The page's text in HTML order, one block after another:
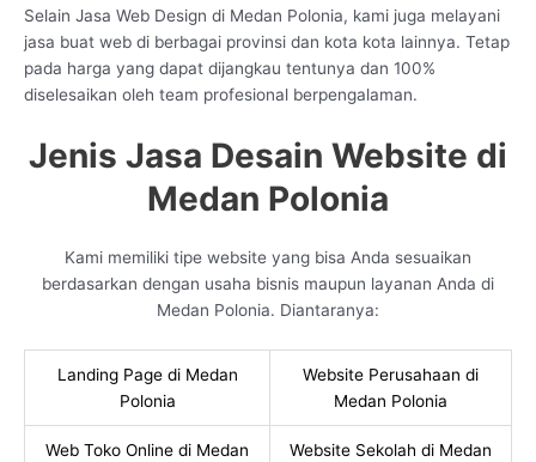
Selain Jasa Web Design di Medan Polonia, kami juga melayani
jasa buat web di berbagai provinsi dan kota kota lainnya. Tetap
pada harga yang dapat dijangkau tentunya dan 100%
diselesaikan oleh team profesional berpengalaman.
Jenis Jasa Desain Website di
Medan Polonia
Kami memiliki tipe website yang bisa Anda sesuaikan
berdasarkan dengan usaha bisnis maupun layanan Anda di
Medan Polonia. Diantaranya:
Landing Page di Medan
Polonia
Website Perusahaan di
Medan Polonia
Web Toko Online di Medan
Website Sekolah di Medan